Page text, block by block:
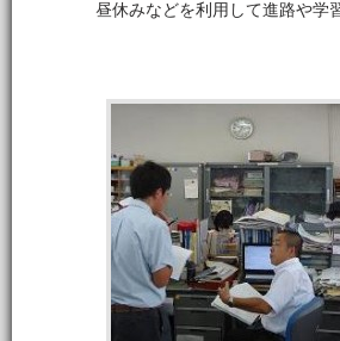
昼休みなどを利用して進路や学